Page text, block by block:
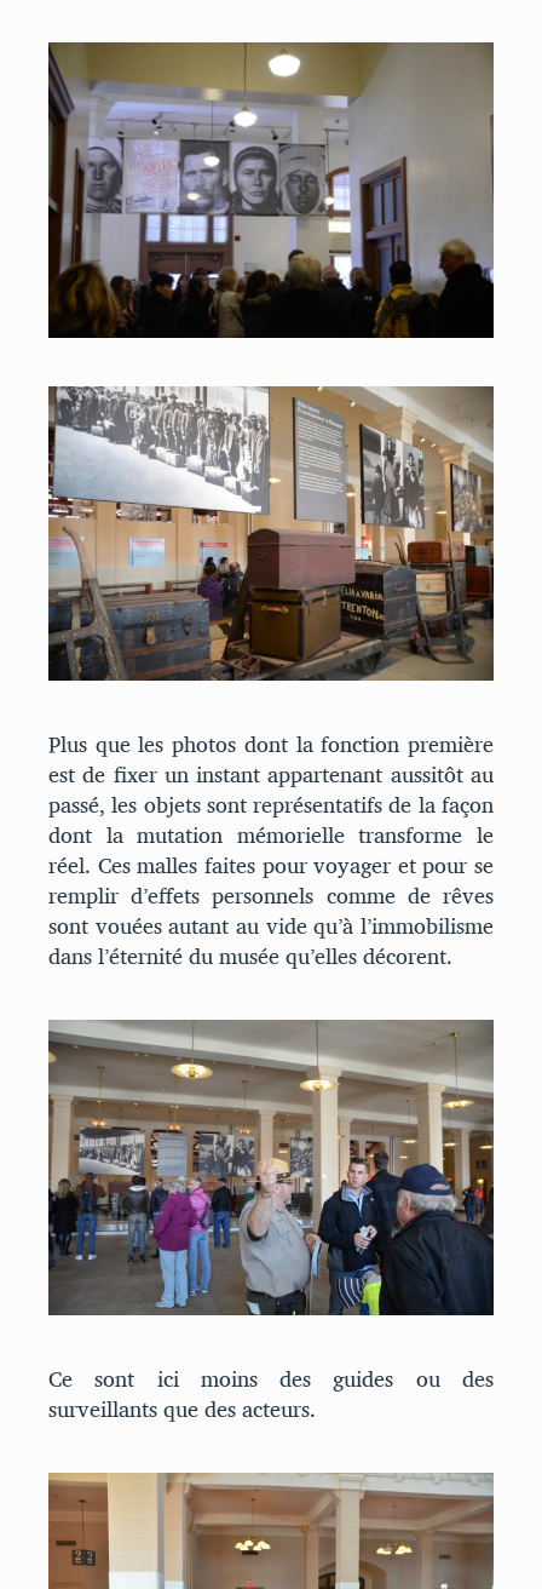
Plus que les photos dont la fonction première
est de fixer un instant appartenant aussitôt au
passé, les objets sont représentatifs de la façon
dont la mutation mémorielle transforme le
réel. Ces malles faites pour voyager et pour se
remplir d’effets personnels comme de rêves
sont vouées autant au vide qu’à l’immobilisme
dans l’éternité du musée qu’elles décorent.
Ce sont ici moins des guides ou des
surveillants que des acteurs.